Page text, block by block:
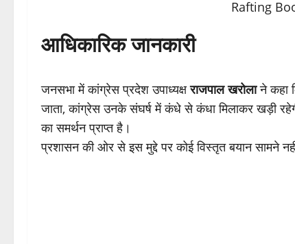
आधिकारिक जानकारी
जनसभा में कांग्रेस प्रदेश उपाध्यक्षराजपाल खरोलाने कहा
जाता, कांग्रेस उनके संघर्ष में कंधे से कंधा मिलाकर खड़ी
का समर्थन प्राप्त है।
प्रशासन की ओर से इस मुद्दे पर कोई विस्तृत बयान सामने